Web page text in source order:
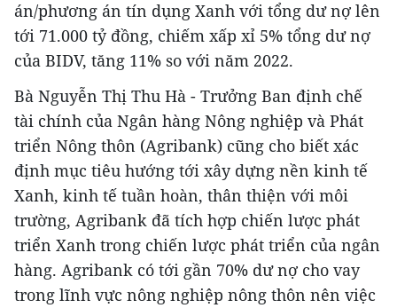
án/phương án tín dụng Xanh với tổng dư nợ lên
tới 71.000 tỷ đồng, chiếm xấp xỉ 5% tổng dư nợ
của BIDV, tăng 11% so với năm 2022.
Bà Nguyễn Thị Thu Hà - Trưởng Ban định chế
tài chính của Ngân hàng Nông nghiệp và Phát
triển Nông thôn (Agribank) cũng cho biết xác
định mục tiêu hướng tới xây dựng nền kinh tế
Xanh, kinh tế tuần hoàn, thân thiện với môi
trường, Agribank đã tích hợp chiến lược phát
triển Xanh trong chiến lược phát triển của ngân
hàng. Agribank có tới gần 70% dư nợ cho vay
trong lĩnh vực nông nghiệp nông thôn nên việc